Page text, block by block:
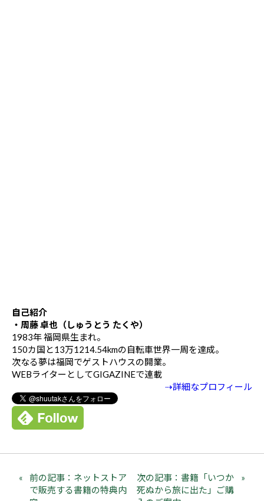
自己紹介
・周藤 卓也（しゅうとう たくや）
1983年 福岡県生まれ。
150カ国と13万1214.54kmの自転車世界一周を達成。
次なる夢は福岡でゲストハウスの開業。
WEBライターとしてGIGAZINEで連載
⇢詳細なプロフィール
前の記事：ネットストア
で販売する書籍の特典内
次の記事：書籍「いつか
死ぬから旅に出た」ご購